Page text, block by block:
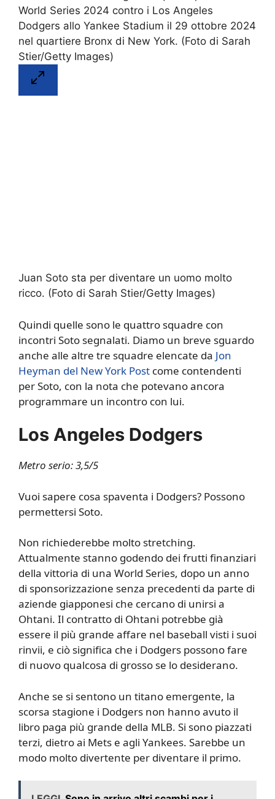
Juan Soto sta per diventare un uomo molto
ricco. (Foto di Sarah Stier/Getty Images)
Quindi quelle sono le quattro squadre con
incontri Soto segnalati. Diamo un breve sguardo
anche alle altre tre squadre elencate da Jon
Heyman del New York Post come contendenti
per Soto, con la nota che potevano ancora
programmare un incontro con lui.
Los Angeles Dodgers
Metro serio: 3,5/5
Vuoi sapere cosa spaventa i Dodgers? Possono
permettersi Soto.
Non richiederebbe molto stretching.
Attualmente stanno godendo dei frutti finanziari
della vittoria di una World Series, dopo un anno
di sponsorizzazione senza precedenti da parte di
aziende giapponesi che cercano di unirsi a
Ohtani. Il contratto di Ohtani potrebbe già
essere il più grande affare nel baseball visti i suoi
rinvii, e ciò significa che i Dodgers possono fare
di nuovo qualcosa di grosso se lo desiderano.
Anche se si sentono un titano emergente, la
scorsa stagione i Dodgers non hanno avuto il
libro paga più grande della MLB. Si sono piazzati
terzi, dietro ai Mets e agli Yankees. Sarebbe un
modo molto divertente per diventare il primo.